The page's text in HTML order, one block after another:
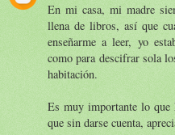
En mi casa, mi madre
llena de libros, así que
enseñarme a leer, yo
como para descifrar sola
habitación.
Es muy importante lo que
que sin darse cuenta,